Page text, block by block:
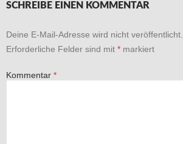
SCHREIBE EINEN KOMMENTAR
Deine E-Mail-Adresse wird nicht veröffentlicht.
Erforderliche Felder sind mit * markiert
Kommentar *